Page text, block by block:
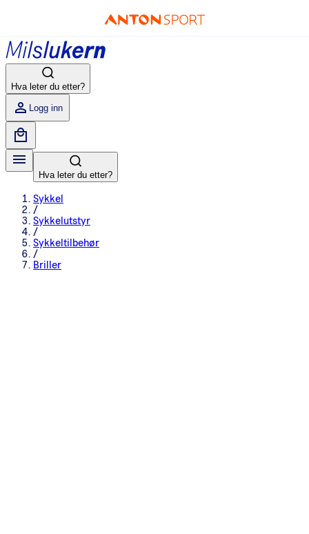
Hva leter du etter?
Logg inn
Hva leter du etter?
Sykkel
/
Sykkelutstyr
/
Sykkeltilbehør
/
Briller